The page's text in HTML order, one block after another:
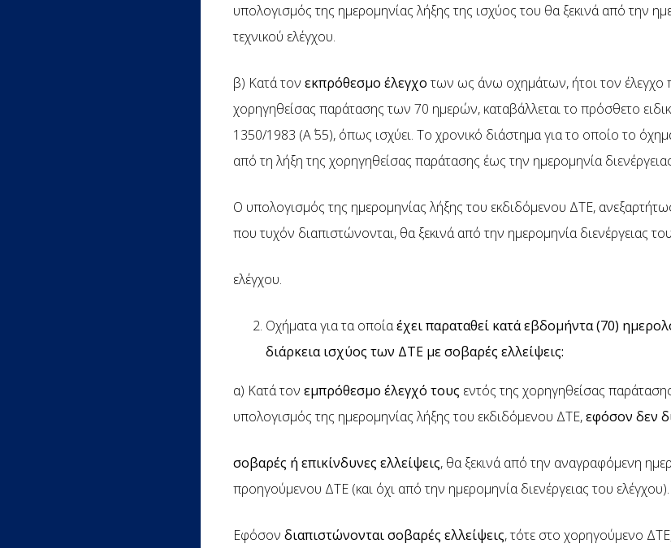
υπολογισμός της ημερομηνίας λήξης της ισχύος του θα ξεκινά από την
τεχνικού ελέγχου.
β) Κατά τον εκπρόθεσμο έλεγχοτων ως άνω οχημάτων, ήτοι τον έλεγχο
χορηγηθείσας παράτασης των 70 ημερών, καταβάλλεται το πρόσθετο
1350/1983 (Α΄ 55), όπως ισχύει. Το χρονικό διάστημα για το οποίο το
από τη λήξη της χορηγηθείσας παράτασης έως την ημερομηνία
Ο υπολογισμός της ημερομηνίας λήξης του εκδιδόμενου ΔΤΕ,
που τυχόν διαπιστώνονται, θα ξεκινά από την ημερομηνία διενέργειας του
ελέγχου.
Οχήματα για τα οποίαέχει παραταθεί κατά εβδομήντα (70)
διάρκεια ισχύος των ΔΤΕ με σοβαρές ελλείψεις:
α) Κατά τον εμπρόθεσμο έλεγχό τους εντός της χορηγηθείσας
υπολογισμός της ημερομηνίας λήξης του εκδιδόμενου ΔΤΕ,εφόσον δεν
σοβαρές ή επικίνδυνες ελλείψεις, θα ξεκινά από την αναγραφόμενη
προηγούμενου ΔΤΕ (και όχι από την ημερομηνία διενέργειας του ελέγχου).
Εφόσον διαπιστώνονται σοβαρές ελλείψεις, τότε στο χορηγούμενο